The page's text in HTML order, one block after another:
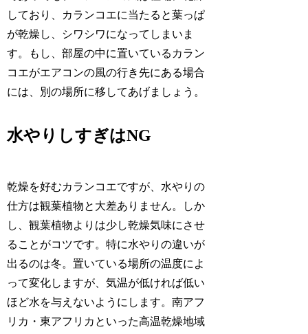
しており、カランコエに当たると葉っぱ
が乾燥し、シワシワになってしまいま
す。もし、部屋の中に置いているカラン
コエがエアコンの風の行き先にある場合
には、別の場所に移してあげましょう。
水やりしすぎはNG
乾燥を好むカランコエですが、水やりの
仕方は観葉植物と大差ありません。しか
し、観葉植物よりは少し乾燥気味にさせ
ることがコツです。特に水やりの違いが
出るのは冬。置いている場所の温度によ
って変化しますが、気温が低ければ低い
ほど水を与えないようにします。南アフ
リカ・東アフリカといった高温乾燥地域